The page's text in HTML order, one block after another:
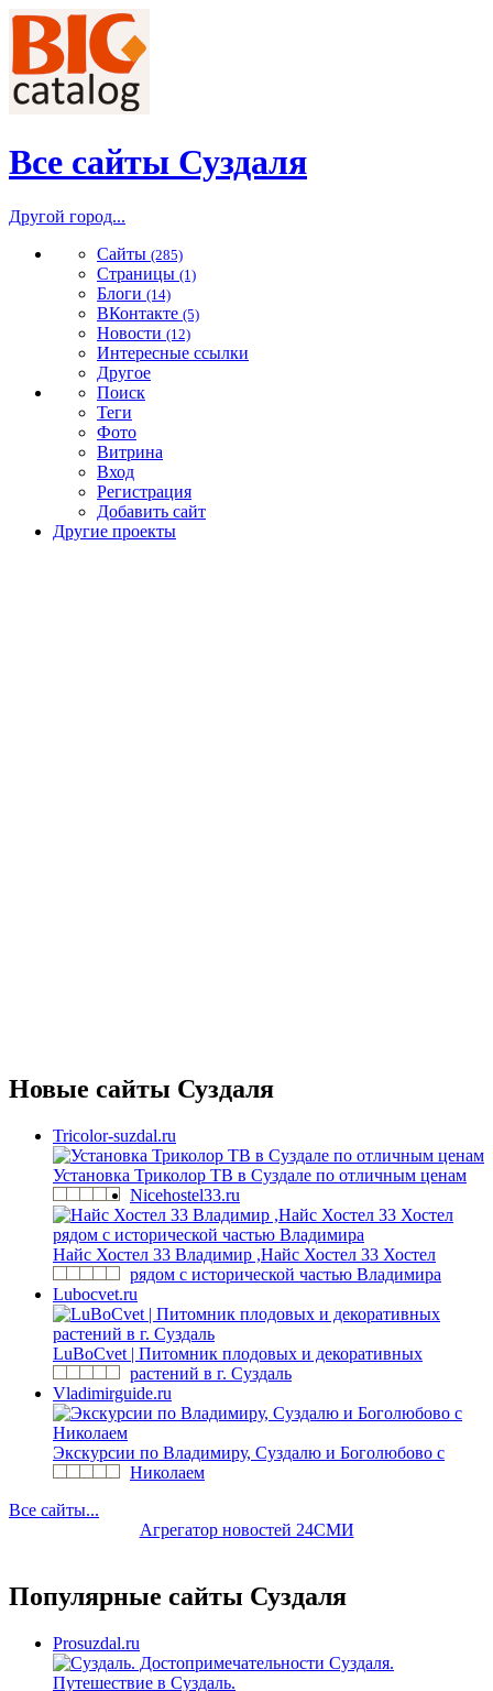
Все сайты Суздаля
Другой город...
Сайты (285)
Страницы (1)
Блоги (14)
ВКонтакте (5)
Новости (12)
Интересные ссылки
Другое
Поиск
Теги
Фото
Витрина
Вход
Регистрация
Добавить сайт
Другие проекты
Новые сайты Суздаля
Tricolor-suzdal.ru
Установка Триколор ТВ в Суздале по отличным ценам
Nicehostel33.ru
Найс Хостел 33 Владимир ,Найс Хостел 33 Хостел
рядом с исторической частью Владимира
Lubocvet.ru
LuBoCvet | Питомник плодовых и декоративных
растений в г. Суздаль
Vladimirguide.ru
Экскурсии по Владимиру, Суздалю и Боголюбово с
Николаем
Все сайты...
Агрегатор новостей 24СМИ
Популярные сайты Суздаля
Prosuzdal.ru